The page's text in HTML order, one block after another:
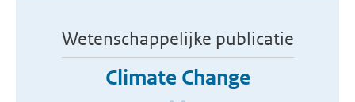
Wetenschappelijke publicatie
Climate Change